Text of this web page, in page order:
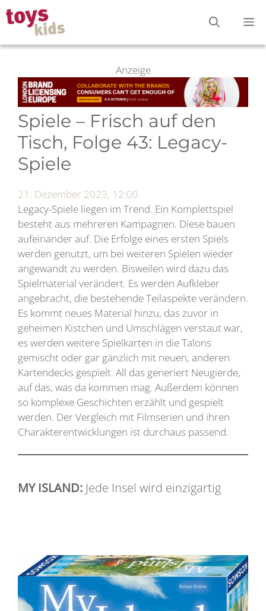
Zum
Inhalt
springen
Anzeige
Spiele – Frisch auf den
Tisch, Folge 43: Legacy-
Spiele
21. Dezember 2023, 12:00
Legacy-Spiele liegen im Trend. Ein Komplettspiel
besteht aus mehreren Kampagnen. Diese bauen
aufeinander auf. Die Erfolge eines ersten Spiels
werden genutzt, um bei weiteren Spielen wieder
angewandt zu werden. Bisweilen wird dazu das
Spielmaterial verändert. Es werden Aufkleber
angebracht, die bestehende Teilaspekte verändern.
Es kommt neues Material hinzu, das zuvor in
geheimen Kistchen und Umschlägen verstaut war,
es werden weitere Spielkarten in die Talons
gemischt oder gar gänzlich mit neuen, anderen
Kartendecks gespielt. All das generiert Neugierde,
auf das, was da kommen mag. Außerdem können
so komplexe Geschichten erzählt und gespielt
werden. Der Vergleich mit Filmserien und ihren
Charakterentwicklungen ist durchaus passend.
MY ISLAND: Jede Insel wird einzigartig